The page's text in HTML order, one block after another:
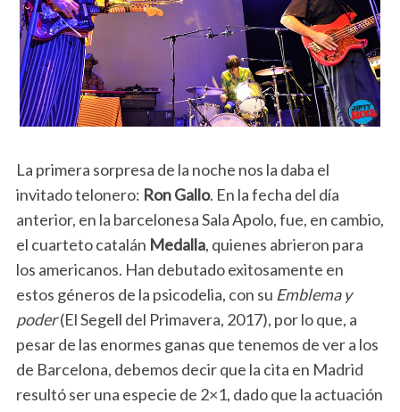
La primera sorpresa de la noche nos la daba el
invitado telonero: Ron Gallo. En la fecha del día
anterior, en la barcelonesa Sala Apolo, fue, en cambio,
el cuarteto catalán Medalla, quienes abrieron para
los americanos. Han debutado exitosamente en
estos géneros de la psicodelia, con su Emblema y
poder(El Segell del Primavera, 2017), por lo que, a
pesar de las enormes ganas que tenemos de ver a los
de Barcelona, debemos decir que la cita en Madrid
resultó ser una especie de 2×1, dado que la actuación